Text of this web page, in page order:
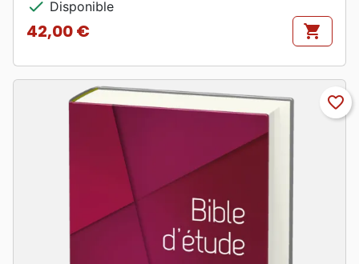
check Disponible
Prix
42,00 € shopping_cart
favorite_border